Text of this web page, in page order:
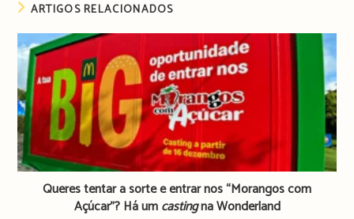
ARTIGOS RELACIONADOS
Queres tentar a sorte e entrar nos “Morangos com
Açúcar”? Há umcastingna Wonderland